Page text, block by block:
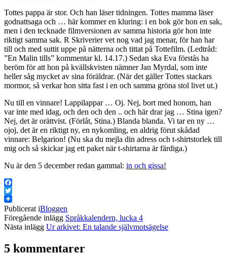
Tottes pappa är stor. Och han läser tidningen. Tottes mamma läser
godnattsaga och … här kommer en kluring: i en bok gör hon en sak,
men i den tecknade filmversionen av samma historia gör hon inte
riktigt samma sak. R Skriverier vet nog vad jag menar, för han har
till och med suttit uppe på nätterna och tittat på Tottefilm. (Ledtråd:
”En Malin tills” kommentar kl. 14.17.) Sedan ska Eva förstås ha
beröm för att hon på kvällskvisten nämner Jan Myrdal, som inte
heller såg mycket av sina föräldrar. (När det gäller Tottes stackars
mormor, så verkar hon sitta fast i en och samma gröna stol livet ut.)
Nu till en vinnare! Lappilappar … Oj. Nej, bort med honom, han
var inte med idag, och den och den .. och här drar jag … Stina igen?
Nej, det är orättvist. (Förlåt, Stina.) Blanda blanda. Vi tar en ny …
ojoj, det är en riktigt ny, en nykomling, en aldrig förut skådad
vinnare: Belgarion! (Nu ska du mejla din adress och t-shirtstorlek till
mig och så skickar jag ett paket när t-shirtarna är färdiga.)
Nu är den 5 december redan gammal: in och gissa!
Facebook
Twitter
Publicerat iBloggen
Föregående inlägg Språkkalendern, lucka 4
Nästa inlägg Ur arkivet: En talande självmotsägelse
5 kommentarer